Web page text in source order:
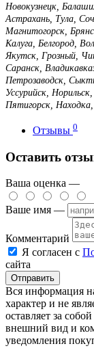
Новокузнецк,
Астрахань, Тула,
Магнитогорск,
Калуга, Белгород,
Якутск, Грозный,
Саранск,
Петрозаводск,
Уссурийск,
Пятигорск, Находка,
Отзывы 0
Оставить
Ваша оценка —
Ваше имя —
Комментарий
Я согласен с
сайта
Вся информация
характер и не
оставляет за
внешний вид и
уведомления